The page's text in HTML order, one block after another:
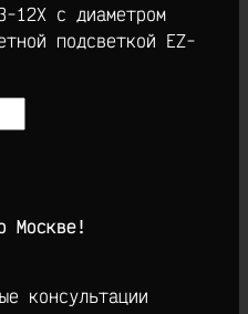
12Х с диаметром
подсветкой EZ-
Москве!
консультации